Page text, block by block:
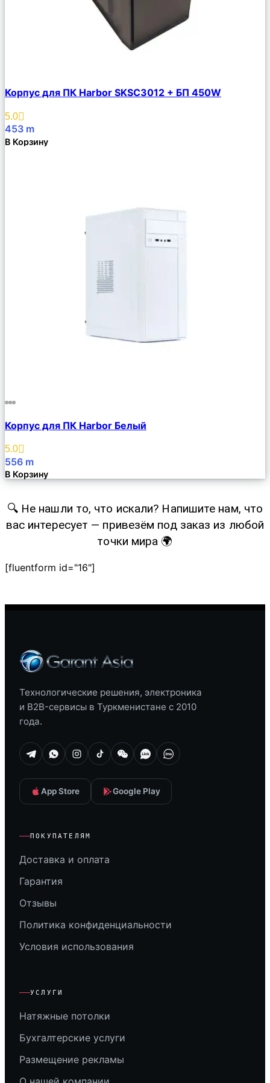
Описание
Избранное
Корпус для ПК Harbor SKSC3012 + БП 450W
5.0
453 m
В Корзину
Описание
Избранное
Корпус для ПК Harbor Белый
5.0
556 m
В Корзину
🔍 Не нашли то, что искали? Напишите нам, что
вас интересует — привезём под заказ из любой
точки мира 🌍
[fluentform id="16"]
Технологические решения, электроника
и B2B-сервисы в Туркменистане с 2010
года.
App Store Google Play
ПОКУПАТЕЛЯМ
Доставка и оплата
Гарантия
Отзывы
Политика конфиденциальности
Условия использования
УСЛУГИ
Натяжные потолки
Бухгалтерские услуги
Размещение рекламы